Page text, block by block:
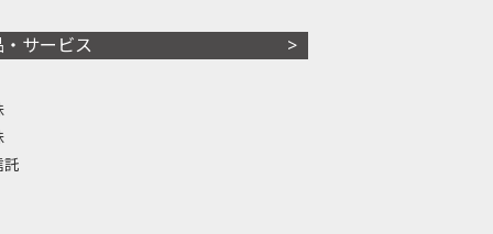
・サービス
託